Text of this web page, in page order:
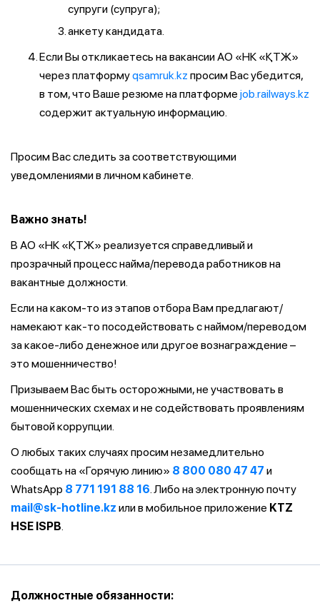
супруги (супруга);
анкету кандидата.
Если Вы откликаетесь на вакансии АО «НК «ҚТЖ»
через платформуqsamruk.kz просим Вас убедится,
в том, что Ваше резюме на платформе job.railways.kz
содержит актуальную информацию.
Просим Вас следить за соответствующими
уведомлениями в личном кабинете.
Важно знать!
В АО «НК «ҚТЖ» реализуется справедливый и
прозрачный процесс найма/перевода работников на
вакантные должности.
Если на каком-то из этапов отбора Вам предлагают/
намекают как-то посодействовать с наймом/переводом
за какое-либо денежное или другое вознаграждение –
это мошенничество!
Призываем Вас быть осторожными, не участвовать в
мошеннических схемах и не содействовать проявлениям
бытовой коррупции.
О любых таких случаях просим незамедлительно
сообщать на «Горячую линию» 8 800 080 47 47 и
WhatsApp 8 771 191 88 16. Либо на электронную почту
mail@sk-hotline.kz или в мобильное приложение KTZ
HSE ISPB.
Должностные обязанности: